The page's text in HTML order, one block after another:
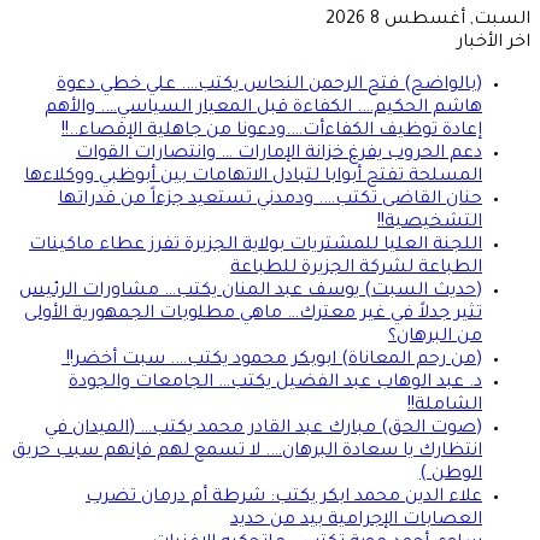
السبت, أغسطس 8 2026
اخر الأخبار
(بالواضح) فتح الرحمن النحاس يكتب…. علي خطي دعوة
هاشم الحكيم…. الكفاءة قبل المعيار السياسي…. والأهم
إعادة توظيف الكفاءأت….ودعونا من جاهلية الإقصاء..!!
دعم الحروب يفرغ خزانة الإمارات … وانتصارات القوات
المسلحة تفتح أبوابا لتبادل الاتهامات بين أبوظبي ووكلاءها
حنان القاضى تكتب…. ودمدني تستعيد جزءاً من قدراتها
التشخيصية!!
اللجنة العليا للمشتريات بولاية الجزيرة تفرز عطاء ماكينات
الطباعة لشركة الجزيرة للطباعة
(حديث السبت) يوسف عبد المنان يكتب… مشاورات الرئيس
تثير جدلاً في غير معترك… ماهي مطلوبات الجمهورية الأولى
من البرهان؟
(من رحم المعاناة) ابوبكر محمود يكتب…. سبت أخضر!!
د. عبد الوهاب عبد الفضيل يكتب… الجامعات والجودة
الشاملة!!
(صوت الحق) مبارك عبد القادر محمد يكتب… (الميدان في
انتظارك يا سعادة البرهان…. لا تسمع لهم فإنهم سبب حريق
الوطن )
علاء الدين محمد ابكر يكتب: شرطة أم درمان تضرب
العصابات الإجرامية بيد من حديد